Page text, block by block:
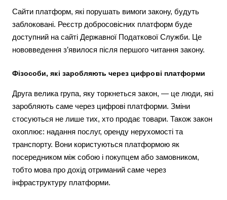
Сайти платформ, які порушать вимоги закону, будуть
заблоковані. Реєстр добросовісних платформ буде
доступний на сайті Державної Податкової Служби. Це
нововведення з’явилося після першого читання закону.
Фізособи, які заробляють через цифрові платформи
Друга велика група, яку торкнеться закон, — це люди, які
заробляють саме через цифрові платформи. Зміни
стосуються не лише тих, хто продає товари. Також закон
охоплює: надання послуг, оренду нерухомості та
транспорту. Вони користуються платформою як
посередником між собою і покупцем або замовником,
тобто мова про дохід отриманий саме через
інфраструктуру платформи.